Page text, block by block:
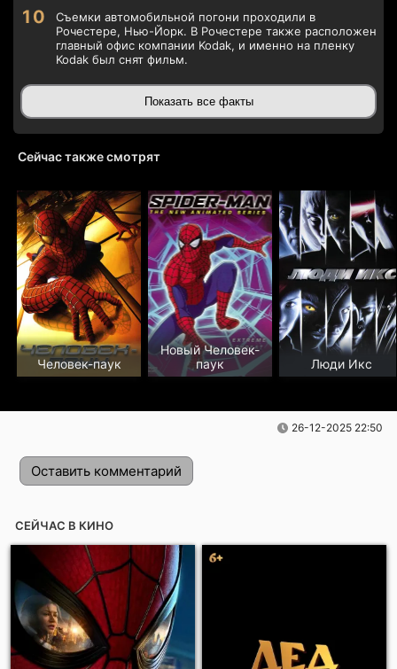
Съемки автомобильной погони проходили в
Рочестере, Нью-Йорк. В Рочестере также расположен
главный офис компании Kodak, и именно на пленку
Kodak был снят фильм.
Показать все факты
Сейчас также смотрят
Человек-паук
Новый Человек-
паук
Люди Икс
26-12-2025 22:50
Оставить комментарий
Отправить!
СЕЙЧАС В КИНО